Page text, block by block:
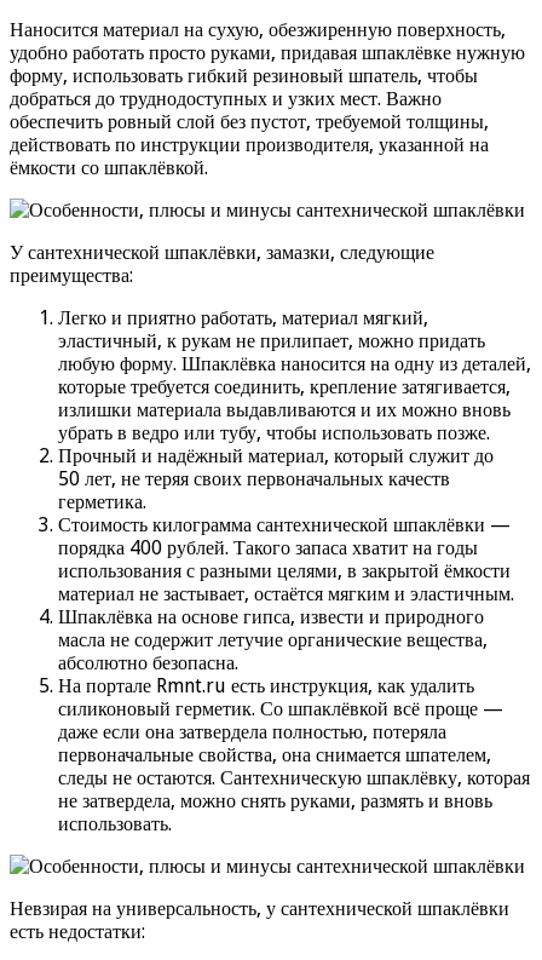
Наносится материал на сухую, обезжиренную поверхность,
удобно работать просто руками, придавая шпаклёвке нужную
форму, использовать гибкий резиновый шпатель, чтобы
добраться до труднодоступных и узких мест. Важно
обеспечить ровный слой без пустот, требуемой толщины,
действовать по инструкции производителя, указанной на
ёмкости со шпаклёвкой.
У сантехнической шпаклёвки, замазки, следующие
преимущества:
Легко и приятно работать, материал мягкий,
эластичный, к рукам не прилипает, можно придать
любую форму. Шпаклёвка наносится на одну из деталей,
которые требуется соединить, крепление затягивается,
излишки материала выдавливаются и их можно вновь
убрать в ведро или тубу, чтобы использовать позже.
Прочный и надёжный материал, который служит до
50 лет, не теряя своих первоначальных качеств
герметика.
Стоимость килограмма сантехнической шпаклёвки —
порядка 400 рублей. Такого запаса хватит на годы
использования с разными целями, в закрытой ёмкости
материал не застывает, остаётся мягким и эластичным.
Шпаклёвка на основе гипса, извести и природного
масла не содержит летучие органические вещества,
абсолютно безопасна.
На портале Rmnt.ru есть инструкция, как удалить
силиконовый герметик. Со шпаклёвкой всё проще —
даже если она затвердела полностью, потеряла
первоначальные свойства, она снимается шпателем,
следы не остаются. Сантехническую шпаклёвку, которая
не затвердела, можно снять руками, размять и вновь
использовать.
Невзирая на универсальность, у сантехнической шпаклёвки
есть недостатки: